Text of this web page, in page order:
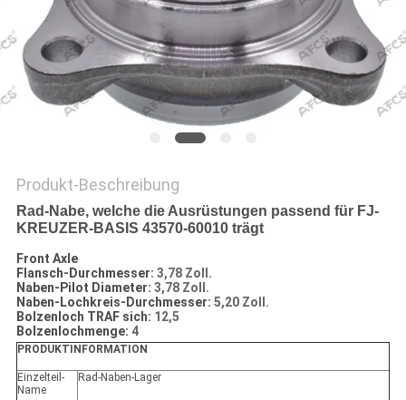
Produkt-Beschreibung
Rad-Nabe, welche die Ausrüstungen passend für FJ-
KREUZER-BASIS 43570-60010 trägt
Front Axle
Flansch-Durchmesser: 3,78 Zoll.
Naben-Pilot Diameter: 3,78 Zoll.
Naben-Lochkreis-Durchmesser: 5,20 Zoll.
Bolzenloch TRAF sich: 12,5
Bolzenlochmenge: 4
PRODUKTINFORMATION
Einzelteil-
Name
Rad-Naben-Lager